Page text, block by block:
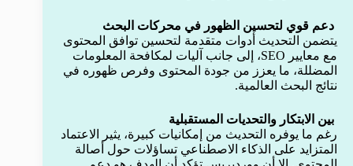
دعم قوي لتحسين الظهور في محركات البحث
يتضمن التحديث أدوات متقدمة لتحسين توافق المحتوى
مع معايير SEO، إلى جانب آليات لمكافحة المعلومات
المضللة، ما يعزز من جودة المحتوى وفرص ظهوره في
نتائج البحث العالمية.
بين الابتكار والتحديات المستقبلية
رغم ما يوفره التحديث من إمكانيات كبيرة، يثير الاعتماد
المتزايد على الذكاء الاصطناعي تساؤلات حول أصالة